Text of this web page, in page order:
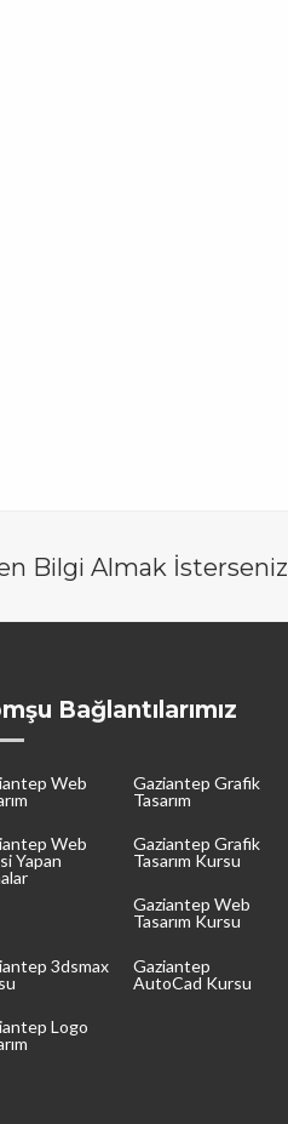
Bilgi Almak İsterseniz
Bağlantılarımız
Web
Gaziantep Grafik
Tasarım
Web
Yapan
Gaziantep Grafik
Tasarım Kursu
Gaziantep Web
Tasarım Kursu
3dsmax
Gaziantep
AutoCad Kursu
Logo